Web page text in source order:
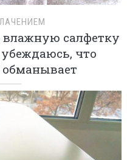
салфетку
что
обманывает